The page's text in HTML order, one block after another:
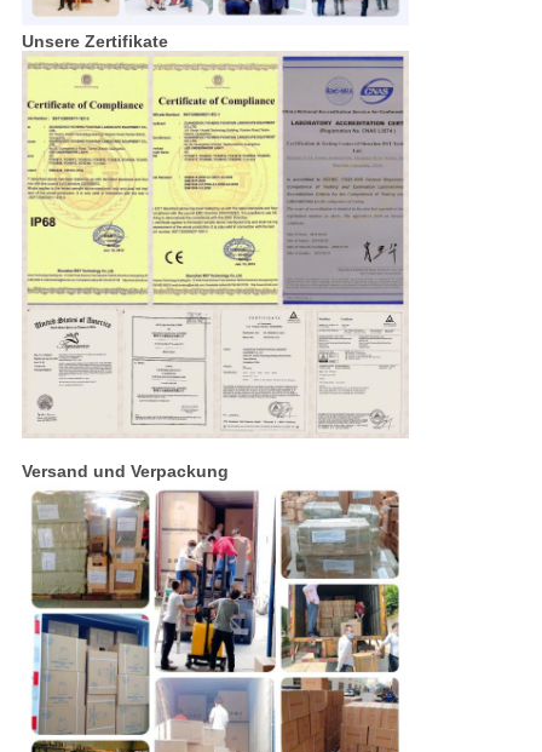
Unsere Zertifikate
Versand und Verpackung